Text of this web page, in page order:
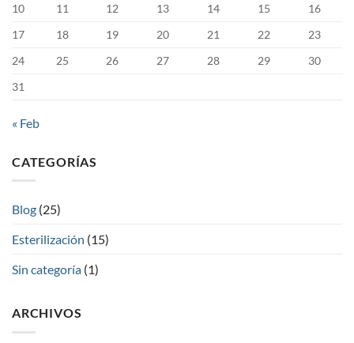
10
11 12 13 14 15
16
17
18 19 20 21 22
23
24
25 26 27 28 29
30
31
« Feb
CATEGORÍAS
Blog (25)
Esterilización (15)
Sin categoría (1)
ARCHIVOS